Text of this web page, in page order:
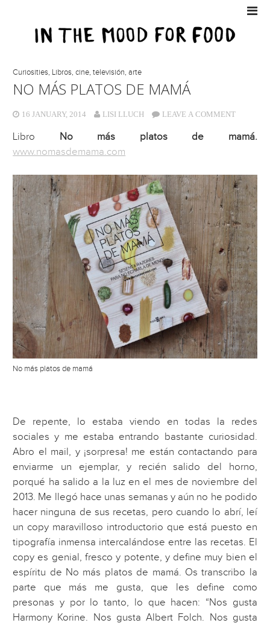
Curiosities,Libros, cine, televisión, arte
NO MÁS PLATOS DE MAMÁ
16 JANUARY, 2014 LISI LLUCH LEAVE A COMMENT
Libro No más platos de mamá.
www.nomasdemama.com
No más platos de mamá
De repente, lo estaba viendo en todas la redes
sociales y me estaba entrando bastante curiosidad.
Abro el mail, y ¡sorpresa! me están contactando para
enviarme un ejemplar, y recién salido del horno,
porqué ha salido a la luz en el mes de noviembre del
2013. Me llegó hace unas semanas y aún no he podido
hacer ninguna de sus recetas, pero cuando lo abrí, leí
un copy maravilloso introductorio que está puesto en
tipografía inmensa intercalándose entre las recetas. El
copy es genial, fresco y potente, y define muy bien el
espíritu de No más platos de mamá. Os transcribo la
parte que más me gusta, que les define como
presonas y por lo tanto, lo que hacen: “Nos gusta
Harmony Korine. Nos gusta Albert Folch. Nos gusta